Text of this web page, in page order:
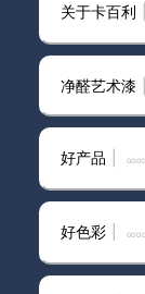
关于卡百利
净醛艺术漆
好产品
好色彩